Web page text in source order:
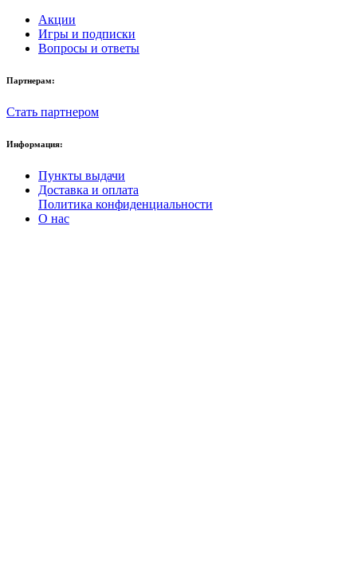
Акции
Игры и подписки
Вопросы и ответы
Партнерам:
Стать партнером
Информация:
Пункты выдачи
Доставка и оплата
Политика конфиденциальности
О нас